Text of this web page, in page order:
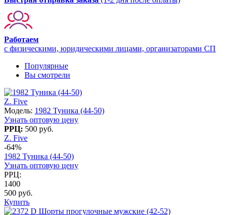
Работаем
с физическими, юридическими лицами, организаторами СП
Популярные
Вы смотрели
Z. Five
Модель: 1982 Туника (44-50)
Узнать оптовую цену
РРЦ: 500 руб.
Z. Five
-64%
1982 Туника (44-50)
Узнать оптовую цену
РРЦ:
1400
500 руб.
Купить